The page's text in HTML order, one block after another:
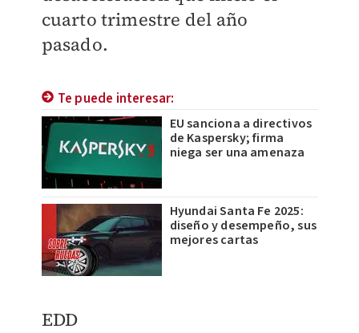
cuarto trimestre del año
pasado.
Te puede interesar:
EU sanciona a directivos
de Kaspersky; firma
niega ser una amenaza
Hyundai Santa Fe 2025:
diseño y desempeño, sus
mejores cartas
EDD